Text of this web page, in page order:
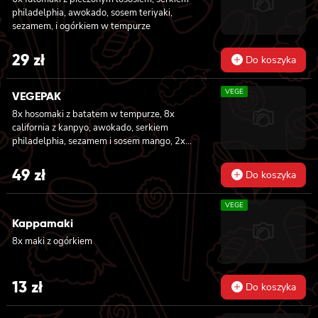
philadelphia, awokado, sosem teriyaki,
sezamem, i ogórkiem w tempurze
29zł Do koszyka
VEGEPAK
8x hosomaki z batatem w tempurze, 8x
california z kanpyo, awokado, serkiem
philadelphia, sezamem i sosem mango, 2x
nigiri z awokado i sosem mango
VEGE
49 zł Do koszyka
Kappamaki
8x maki z ogórkiem
VEGE
13 zł Do koszyka